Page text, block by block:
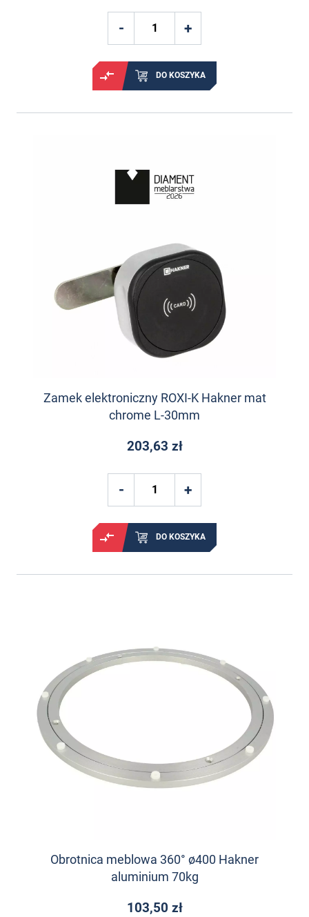
DO KOSZYKA
Zamek elektroniczny ROXI-K Hakner mat
chrome L-30mm
203,63 zł
DO KOSZYKA
Obrotnica meblowa 360° ø400 Hakner
aluminium 70kg
103,50 zł